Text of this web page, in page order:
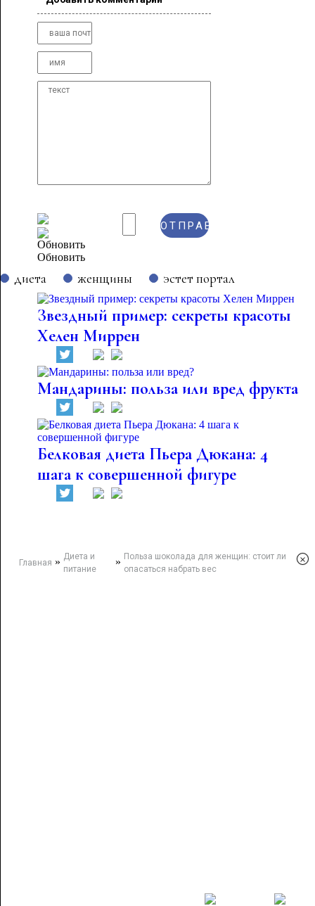
Обновить
диета женщины эстет портал
Звездный пример: секреты красоты
Хелен Миррен
Мандарины: польза или вред фрукта
Белковая диета Пьера Дюкана: 4
шага к совершенной фигуре
Главная » Диета и
питание
» Польза шоколада для женщин: стоит ли
опасаться набрать вес
×